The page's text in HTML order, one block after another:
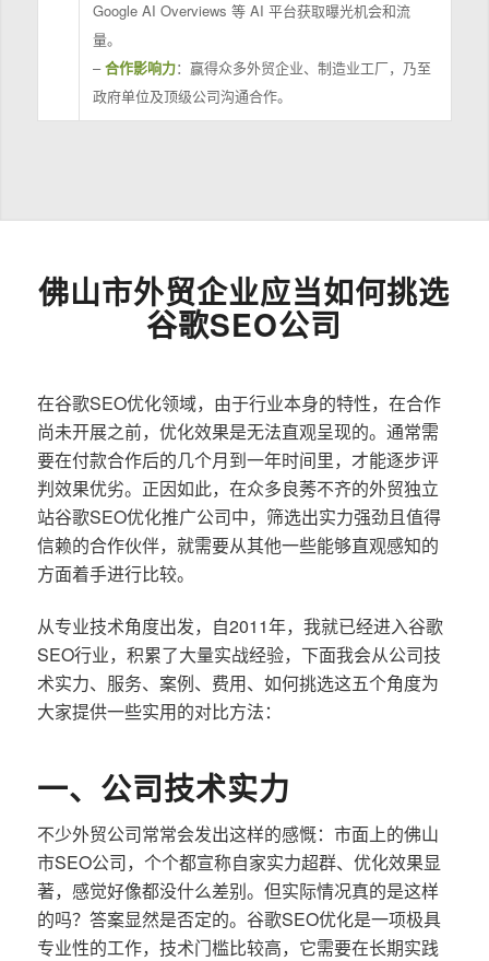
Google AI Overviews 等 AI 平台获取曝光机会和流
量。
–合作影响力：赢得众多外贸企业、制造业工厂，乃至
政府单位及顶级公司沟通合作。
佛山市外贸企业应当如何挑选
谷歌SEO公司
在谷歌SEO优化领域，由于行业本身的特性，在合作
尚未开展之前，优化效果是无法直观呈现的。通常需
要在付款合作后的几个月到一年时间里，才能逐步评
判效果优劣。正因如此，在众多良莠不齐的外贸独立
站谷歌SEO优化推广公司中，筛选出实力强劲且值得
信赖的合作伙伴，就需要从其他一些能够直观感知的
方面着手进行比较。
从专业技术角度出发，自2011年，我就已经进入谷歌
SEO行业，积累了大量实战经验，下面我会从公司技
术实力、服务、案例、费用、如何挑选这五个角度为
大家提供一些实用的对比方法：
一、公司技术实力
不少外贸公司常常会发出这样的感慨：市面上的佛山
市SEO公司，个个都宣称自家实力超群、优化效果显
著，感觉好像都没什么差别。但实际情况真的是这样
的吗？答案显然是否定的。谷歌SEO优化是一项极具
专业性的工作，技术门槛比较高，它需要在长期实践